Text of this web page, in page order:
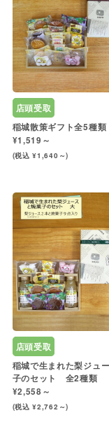
店頭受取
稲城散策ギフト全5種類
¥1,519～
(税込 ¥1,640～)
店頭受取
稲城で生まれた梨ジュ
子のセット 全2種類
¥2,558～
(税込 ¥2,762～)